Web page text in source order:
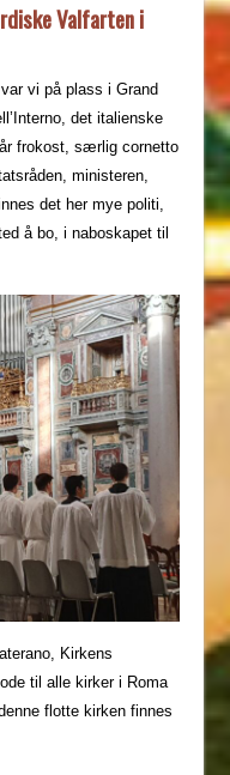
Valfarten i
vi på plass i Grand
det italienske
frokost, særlig cornetto
ministeren,
det her mye politi,
å bo, i naboskapet til
Kirkens
til alle kirker i Roma
flotte kirken finnes